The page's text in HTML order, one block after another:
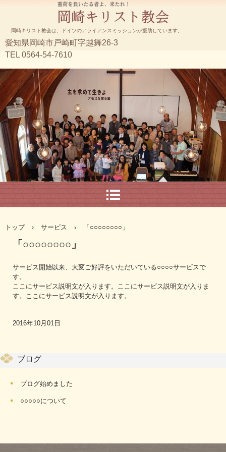
岡崎キリスト教会は、ドイツのアライアンスミッションが援助しています。
愛知県岡崎市戸崎町字越舞26-3
TEL 0564-54-7610
トップ › サービス › 「○○○○○○○○」
「○○○○○○○○」
サービス開始以来、大変ご好評をいただいている○○○○サービスで
す。
ここにサービス説明文が入ります。ここにサービス説明文が入りま
す。ここにサービス説明文が入ります。
2016年10月01日
ブログ
ブログ始めました
○○○○○について